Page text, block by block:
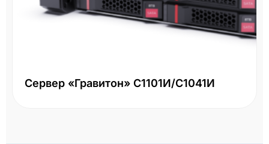
Сервер «Гравитон» С1101И/С1041И